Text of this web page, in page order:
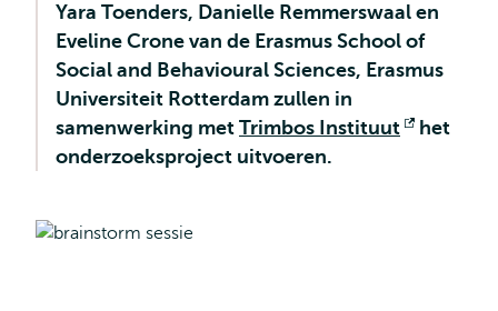
Yara Toenders, Danielle Remmerswaal en
Eveline Crone van de Erasmus School of
Social and Behavioural Sciences, Erasmus
Universiteit Rotterdam zullen in
samenwerking met Trimbos Instituut
Opent
het
onderzoeksproject uitvoeren.